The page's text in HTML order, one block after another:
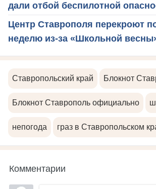
дали отбой беспилотной
Центр Ставрополя перекроют
неделю из-за «Школьной
Ставропольский край Блокнот
Блокнот Ставрополь официально
непогода граз в Ставропольском
Комментарии